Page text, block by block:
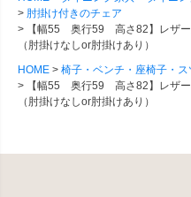
肘掛け付きのチェア
【幅55 奥行59 高さ82】レザ
（肘掛けなしor肘掛けあり）
HOME
椅子・ベンチ・座椅子・ス
【幅55 奥行59 高さ82】レザ
（肘掛けなしor肘掛けあり）